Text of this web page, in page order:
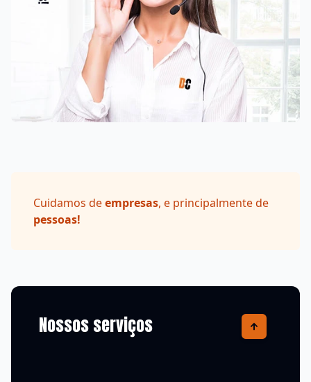
Cuidamos deempresas, e principalmente de
pessoas!
Nossos serviços